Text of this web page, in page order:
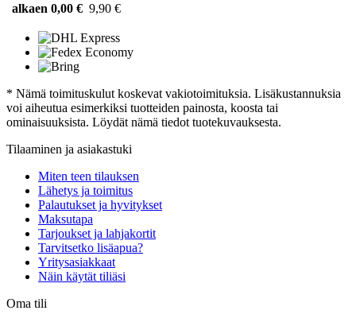
alkaen 0,00 € 9,90 €
* Nämä toimituskulut koskevat vakiotoimituksia. Lisäkustannuksia
voi aiheutua esimerkiksi tuotteiden painosta, koosta tai
ominaisuuksista. Löydät nämä tiedot tuotekuvauksesta.
Tilaaminen ja asiakastuki
Miten teen tilauksen
Lähetys ja toimitus
Palautukset ja hyvitykset
Maksutapa
Tarjoukset ja lahjakortit
Tarvitsetko lisäapua?
Yritysasiakkaat
Näin käytät tiliäsi
Oma tili